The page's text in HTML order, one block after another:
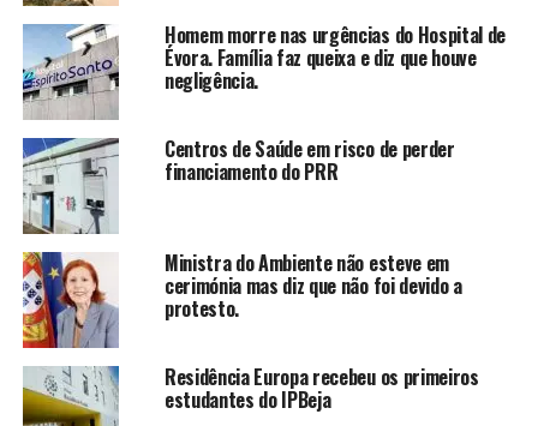
Homem morre nas urgências do Hospital de
Évora. Família faz queixa e diz que houve
negligência.
Centros de Saúde em risco de perder
financiamento do PRR
Ministra do Ambiente não esteve em
cerimónia mas diz que não foi devido a
protesto.
Residência Europa recebeu os primeiros
estudantes do IPBeja